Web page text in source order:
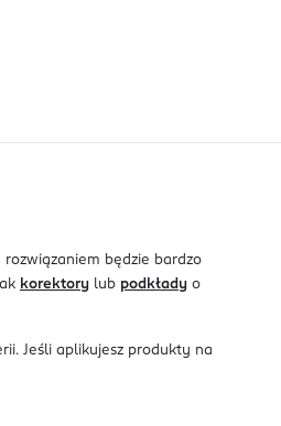
będzie bardzo
korektory lub podkłady o
Jeśli aplikujesz produkty na